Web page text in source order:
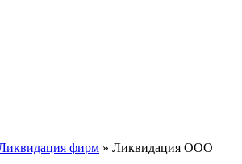
фирм » Ликвидация ООО